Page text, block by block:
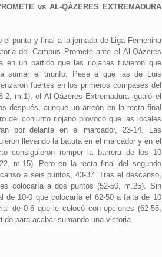
vs AL-QÁZERES EXTREMADURA
el punto y final a la jornada de Liga Femenina
del Campus Promete ante el Al-Qázeres
en un partido que las riojanas tuvieron que
sumar el triunfo. Pese a que las de Luis
fuertes en los primeros compases del
2, m.1), el Al-Qázeres Extremadura igualó el
después, aunque un arreón en la recta final
del conjunto riojano provocó que las locales
por delante en el marcador, 23-14. Las
llevando la batuta en el marcador y en el
consiguieron romper la barrera de los 10
m.15). Pero en la recta final del segundo
a seis puntos, 43-37. Tras el descanso,
colocaría a dos puntos (52-50, m.25). Sin
de 10-0 que colocaría el 62-50 a falta de 10
de 0-6 que le colocó con opciones (62-56,
para acabar sumando una victoria.